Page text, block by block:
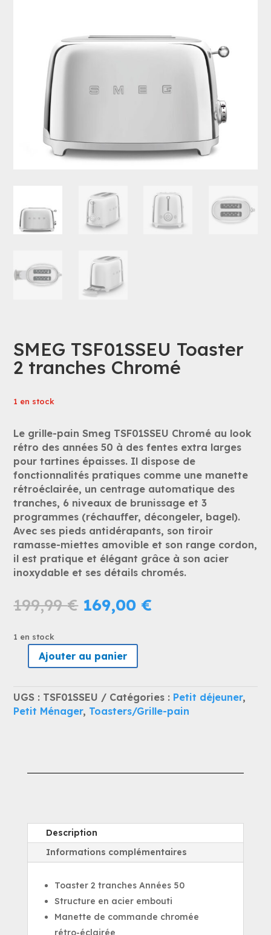
SMEG TSF01SSEU Toaster
2 tranches Chromé
1 en stock
Le grille-pain Smeg TSF01SSEU Chromé au look
rétro des années 50 à des fentes extra larges
pour tartines épaisses. Il dispose de
fonctionnalités pratiques comme une manette
rétroéclairée, un centrage automatique des
tranches, 6 niveaux de brunissage et 3
programmes (réchauffer, décongeler, bagel).
Avec ses pieds antidérapants, son tiroir
ramasse-miettes amovible et son range cordon,
il est pratique et élégant grâce à son acier
inoxydable et ses détails chromés.
199,99€ Le
prix
était :
199,99 €.
169,00 €Le
1 en stock
quantité
TSF01SSEU
Toaster
Ajouter au panier
UGS : TSF01SSEU Catégories : Petit déjeuner,
Petit Ménager, Toasters/Grille-pain
Description
Informations complémentaires
Toaster 2 tranches Années 50
Structure en acier embouti
Manette de commande chromée